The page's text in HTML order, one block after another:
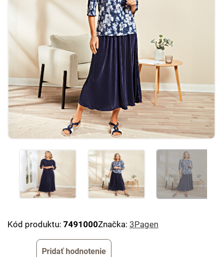
Kód produktu: 7491000Značka: 3Pagen
Pridať hodnotenie